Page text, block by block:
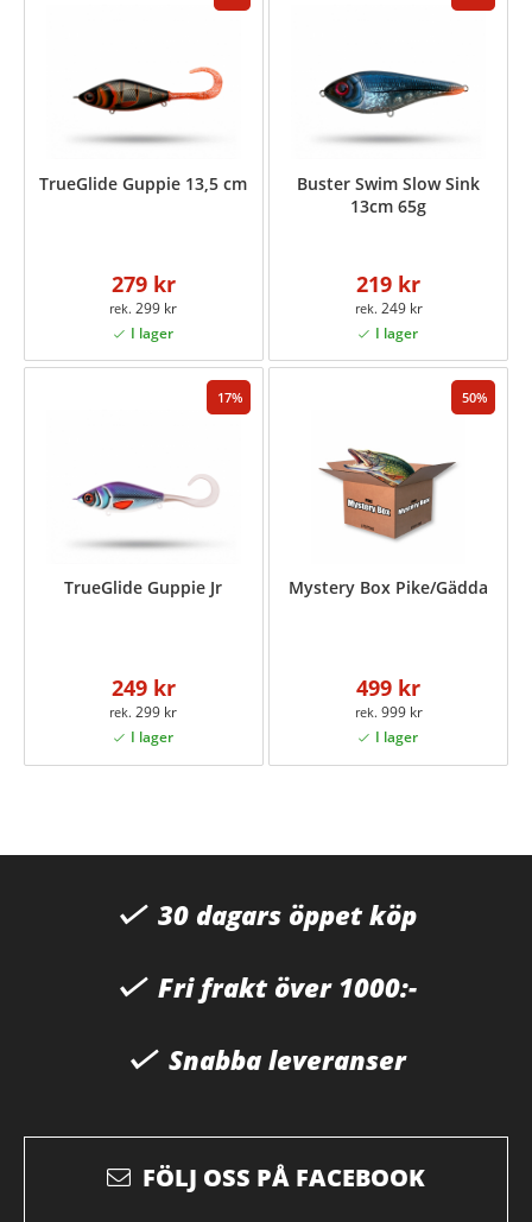
TrueGlide Guppie 13,5 cm
279 kr
299 kr
Buster Swim Slow Sink
13cm 65g
219 kr
249 kr
17
TrueGlide Guppie Jr
249 kr
299 kr
50
Mystery Box Pike/Gädda
499 kr
999 kr
30 dagars öppet köp
Fri frakt över 1000:-
Snabba leveranser
FÖLJ OSS PÅ FACEBOOK